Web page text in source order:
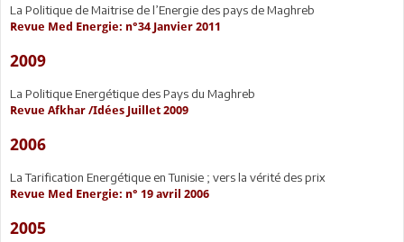
La Politique de Maitrise de l’Energie des pays de Maghreb
Revue Med Energie: n°34 Janvier 2011
2009
La Politique Energétique des Pays du Maghreb
Revue Afkhar /Idées Juillet 2009
2006
La Tarification Energétique en Tunisie ; vers la vérité des prix
Revue Med Energie: n° 19 avril 2006
2005